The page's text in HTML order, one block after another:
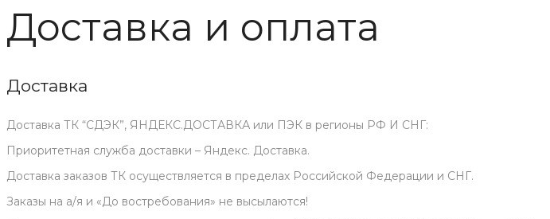
Доставка и оплата
Доставка
Доставка ТК “СДЭК”, ЯНДЕКС.ДОСТАВКА или ПЭК в регионы РФ И СНГ:
Приоритетная служба доставки – Яндекс. Доставка.
Доставка заказов ТК осуществляется в пределах Российской Федерации и СНГ.
Заказы на а/я и «До востребования» не высылаются!